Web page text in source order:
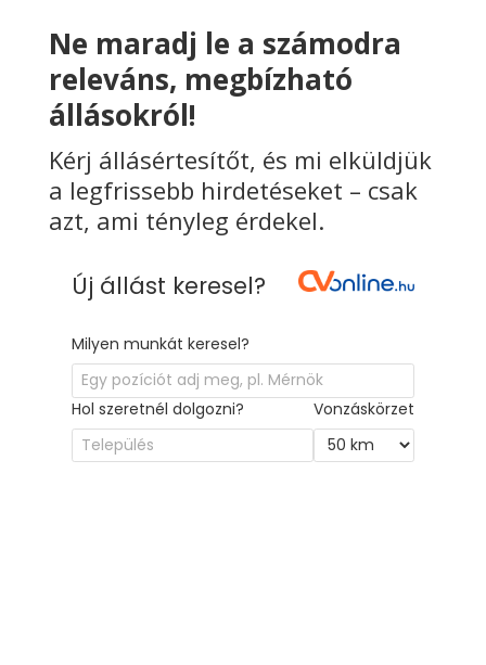
Ne maradj le a számodra
releváns, megbízható
állásokról!
Kérj állásértesítőt, és mi elküldjük
a legfrissebb hirdetéseket – csak
azt, ami tényleg érdekel.